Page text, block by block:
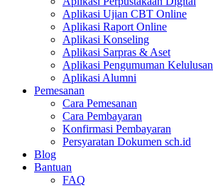
Aplikasi Ujian CBT Online
Aplikasi Raport Online
Aplikasi Konseling
Aplikasi Sarpras & Aset
Aplikasi Pengumuman Kelulusan
Aplikasi Alumni
Pemesanan
Cara Pemesanan
Cara Pembayaran
Konfirmasi Pembayaran
Persyaratan Dokumen sch.id
Blog
Bantuan
FAQ